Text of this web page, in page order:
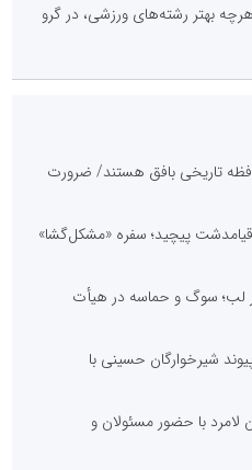
بهتر رشته‌های ورزشی، در گرو
تاریخی بافق هستند/ ضرورت
پیچید؛ سفره «مشکل‌گشا»
لب؛ سوگ و حماسه در هیأت
شیرخوارگان حسینی با
با حضور مسئولان و